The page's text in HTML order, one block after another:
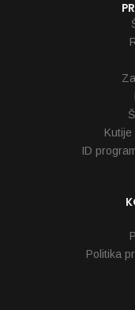
ID
Politika